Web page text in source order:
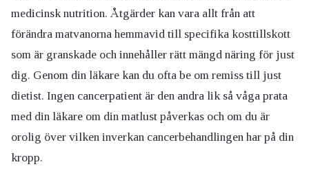
medicinsk nutrition. Åtgärder kan vara allt från att
förändra matvanorna hemmavid till specifika kosttillskott
som är granskade och innehåller rätt mängd näring för just
dig. Genom din läkare kan du ofta be om remiss till just
dietist. Ingen cancerpatient är den andra lik så våga prata
med din läkare om din matlust påverkas och om du är
orolig över vilken inverkan cancerbehandlingen har på din
kropp.